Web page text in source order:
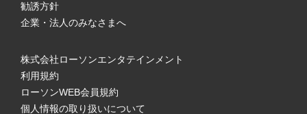
勧誘方針
企業・法人のみなさまへ
株式会社ローソンエンタテインメント
利用規約
ローソンWEB会員規約
個人情報の取り扱いについて